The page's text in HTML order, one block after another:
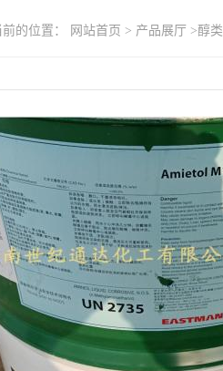
前的位置： 网站首页 > 产品展厅 >醇类